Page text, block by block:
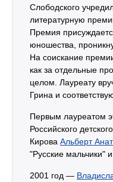
Слободского
литературную
Премия
юношества,
На соискание
как за отдельные
целом. Лауреату
Грина и
Первым лауреатом
Российского
Кирова Альберт
"Русские мальчики"
2001 год —